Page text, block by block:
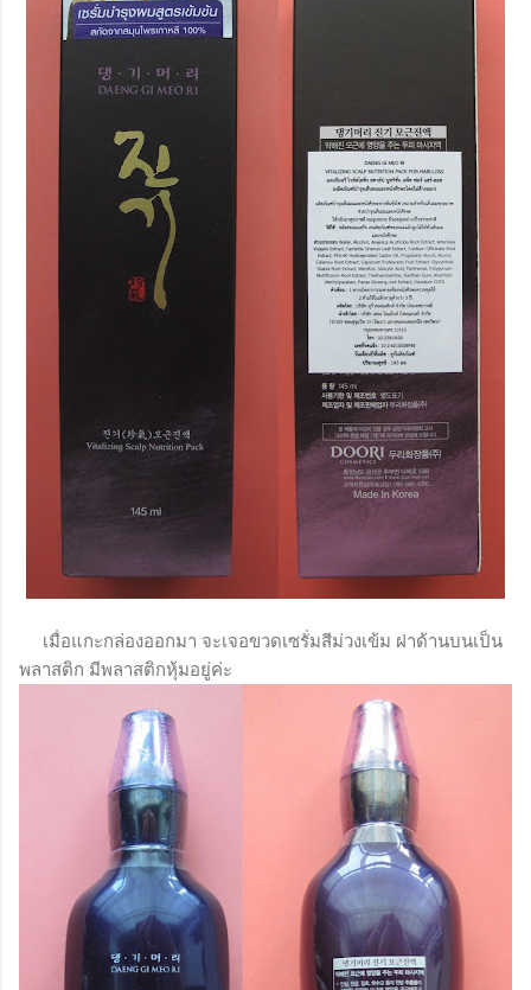
เมื่อแกะกล่องออกมา จะเจอขวดเซรั่มสีม่วงเข้ม ฝาด้านบนเป็น
พลาสติก มีพลาสติกหุ้มอยู่ค่ะ